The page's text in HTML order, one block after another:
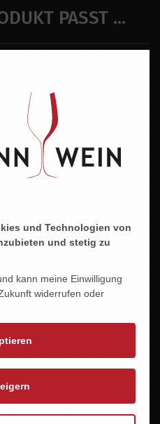
PASST ...
EUR
und Technologien von
und stetig zu
kann meine Einwilligung
widerrufen oder